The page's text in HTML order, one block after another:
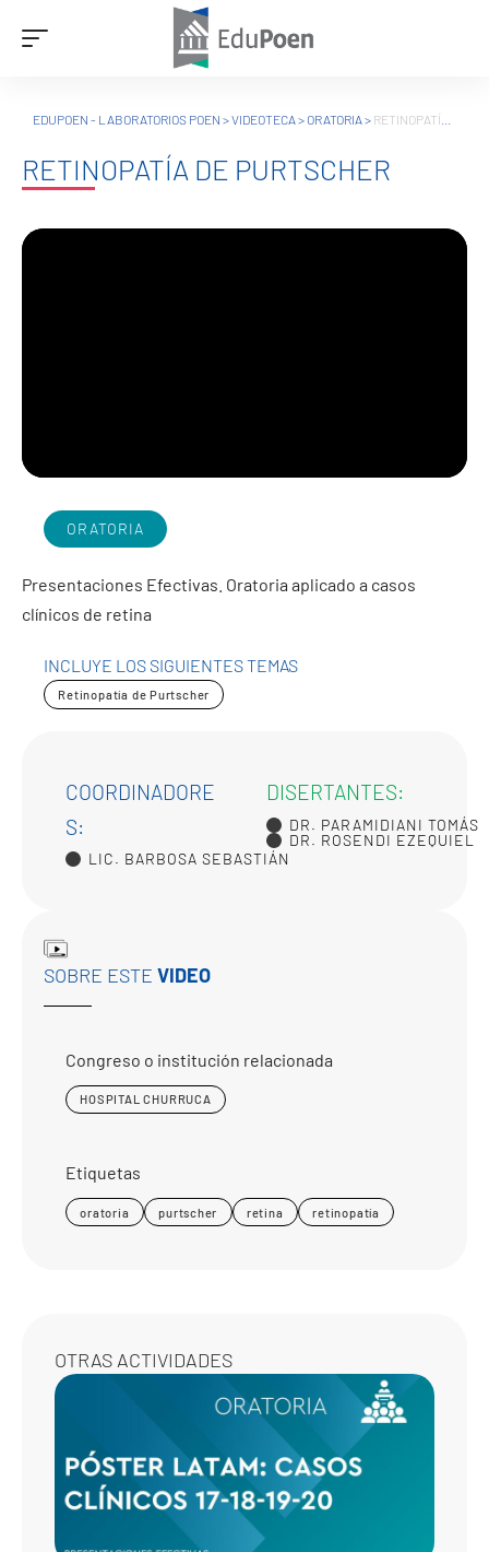
EDUPOEN - LABORATORIOS POEN >VIDEOTECA> ORATORIA> RETINOPATÍA DE PURTSCHER
RETINOPATÍA DE PURTSCHER
ORATORIA
Presentaciones Efectivas. Oratoria aplicado a casos
clínicos de retina
INCLUYE LOS SIGUIENTES TEMAS
Retinopatía de Purtscher
COORDINADORE
S:
LIC. BARBOSA SEBASTIÁN
DISERTANTES:
DR. PARAMIDIANI TOMÁS
DR. ROSENDI EZEQUIEL
SOBRE ESTE VIDEO
Congreso o institución relacionada
HOSPITAL CHURRUCA
Etiquetas
oratoria purtscher retina retinopatía
OTRAS ACTIVIDADES